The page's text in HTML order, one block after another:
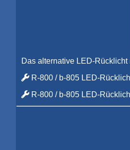
Das alternative LED-
R-800 / b-805 LED-
R-800 / b-805 LED-